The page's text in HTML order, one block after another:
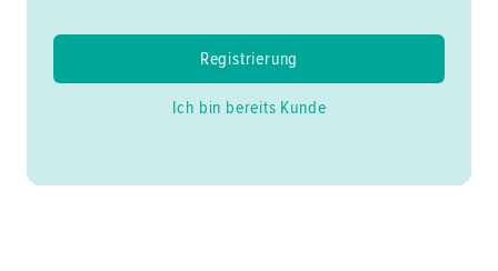
Registrierung
Ich bin bereits Kunde